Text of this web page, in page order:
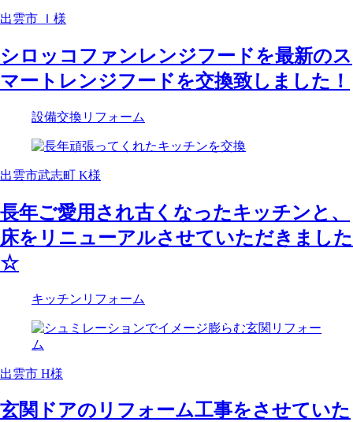
出雲市 Ｉ様
シロッコファンレンジフードを最新のス
マートレンジフードを交換致しました！
設備交換リフォーム
出雲市武志町 K様
長年ご愛用され古くなったキッチンと、
床をリニューアルさせていただきました
☆
キッチンリフォーム
出雲市 H様
玄関ドアのリフォーム工事をさせていた